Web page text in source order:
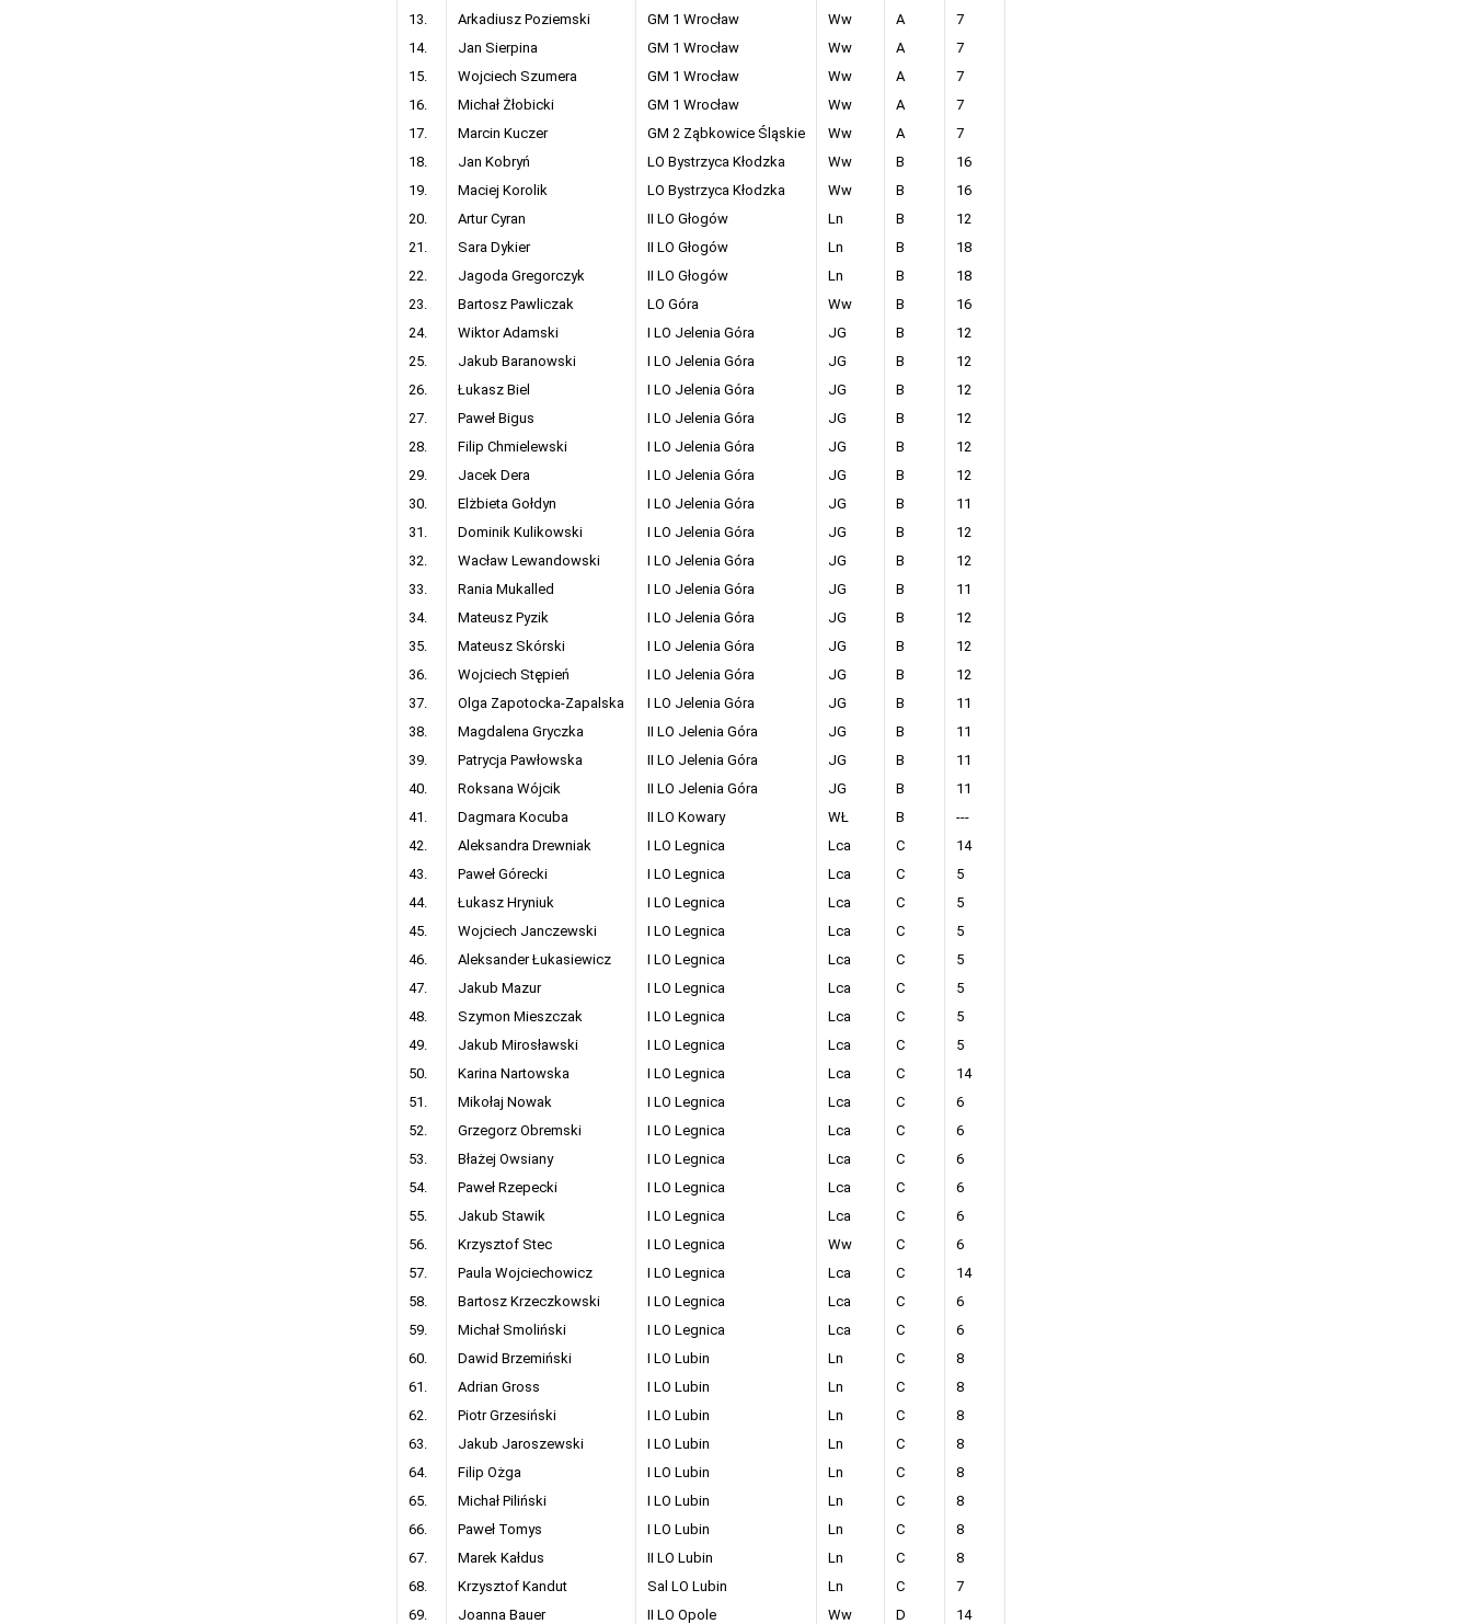
13.
14.
15.
16.
17.
18.
19.
20.
21.
22.
23.
24.
25.
26.
27.
28.
29.
30.
31.
32.
33.
34.
35.
36.
37.
38.
39.
40.
41.
42.
43.
44.
45.
46.
47.
48.
49.
50.
51.
52.
53.
54.
55.
56.
57.
58.
59.
60.
61.
62.
63.
64.
65.
66.
67.
68.
69.
Arkadiusz Poziemski
Jan Sierpina
Wojciech Szumera
Michał Żłobicki
Marcin Kuczer
Jan Kobryń
Maciej Korolik
Artur Cyran
Sara Dykier
Jagoda Gregorczyk
Bartosz Pawliczak
Wiktor Adamski
Jakub Baranowski
Łukasz Biel
Paweł Bigus
Filip Chmielewski
Jacek Dera
Elżbieta Gołdyn
Dominik Kulikowski
Wacław Lewandowski
Rania Mukalled
Mateusz Pyzik
Mateusz Skórski
Wojciech Stępień
Olga Zapotocka-Zapalska
Magdalena Gryczka
Patrycja Pawłowska
Roksana Wójcik
Dagmara Kocuba
Aleksandra Drewniak
Paweł Górecki
Łukasz Hryniuk
Wojciech Janczewski
Aleksander Łukasiewicz
Jakub Mazur
Szymon Mieszczak
Jakub Mirosławski
Karina Nartowska
Mikołaj Nowak
Grzegorz Obremski
Błażej Owsiany
Paweł Rzepecki
Jakub Stawik
Krzysztof Stec
Paula Wojciechowicz
Bartosz Krzeczkowski
Michał Smoliński
Dawid Brzemiński
Adrian Gross
Piotr Grzesiński
Jakub Jaroszewski
Filip Ożga
Michał Piliński
Paweł Tomys
Marek Kałdus
Krzysztof Kandut
Joanna Bauer
GM 1 Wrocław
GM 1 Wrocław
GM 1 Wrocław
GM 1 Wrocław
GM 2 Ząbkowice Śląskie
LO Bystrzyca Kłodzka
LO Bystrzyca Kłodzka
II LO Głogów
II LO Głogów
II LO Głogów
LO Góra
I LO Jelenia Góra
I LO Jelenia Góra
I LO Jelenia Góra
I LO Jelenia Góra
I LO Jelenia Góra
I LO Jelenia Góra
I LO Jelenia Góra
I LO Jelenia Góra
I LO Jelenia Góra
I LO Jelenia Góra
I LO Jelenia Góra
I LO Jelenia Góra
I LO Jelenia Góra
I LO Jelenia Góra
II LO Jelenia Góra
II LO Jelenia Góra
II LO Jelenia Góra
II LO Kowary
I LO Legnica
I LO Legnica
I LO Legnica
I LO Legnica
I LO Legnica
I LO Legnica
I LO Legnica
I LO Legnica
I LO Legnica
I LO Legnica
I LO Legnica
I LO Legnica
I LO Legnica
I LO Legnica
I LO Legnica
I LO Legnica
I LO Legnica
I LO Legnica
I LO Lubin
I LO Lubin
I LO Lubin
I LO Lubin
I LO Lubin
I LO Lubin
I LO Lubin
II LO Lubin
Sal LO Lubin
II LO Opole
Ww
Ww
Ww
Ww
Ww
Ww
Ww
Ln
Ln
Ln
Ww
JG
JG
JG
JG
JG
JG
JG
JG
JG
JG
JG
JG
JG
JG
JG
JG
JG
WŁ
Lca
Lca
Lca
Lca
Lca
Lca
Lca
Lca
Lca
Lca
Lca
Lca
Lca
Lca
Ww
Lca
Lca
Lca
Ln
Ln
Ln
Ln
Ln
Ln
Ln
Ln
Ln
Ww
A
A
A
A
A
B
B
B
B
B
B
B
B
B
B
B
B
B
B
B
B
B
B
B
B
B
B
B
B
C
C
C
C
C
C
C
C
C
C
C
C
C
C
C
C
C
C
C
C
C
C
C
C
C
C
C
D
7
7
7
7
7
16
16
12
18
18
16
12
12
12
12
12
12
11
12
12
11
12
12
12
11
11
11
11
---
14
5
5
5
5
5
5
5
14
6
6
6
6
6
6
14
6
6
8
8
8
8
8
8
8
8
7
14